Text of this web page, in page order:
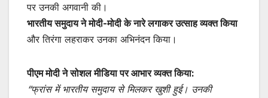
पर उनकी अगवानी की।
भारतीय समुदाय ने मोदी-मोदी के नारे लगाकर उत्साह व्यक्त किया
और तिरंगा लहराकर उनका अभिनंदन किया।
पीएम मोदी ने सोशल मीडिया पर आभार व्यक्त किया:
“फ्रांस में भारतीय समुदाय से मिलकर खुशी हुई। उनकी